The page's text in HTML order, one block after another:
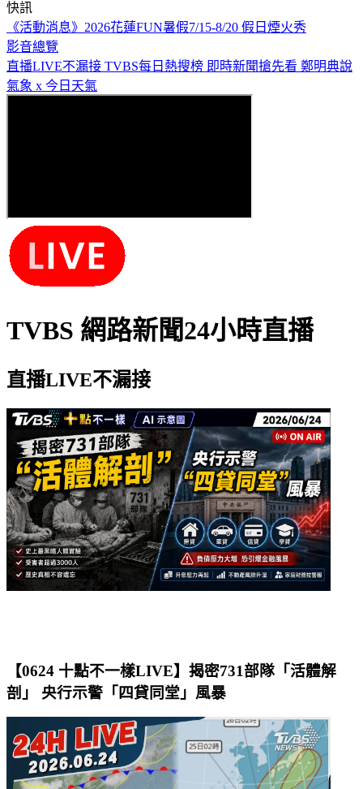
快訊
《活動消息》2026花蓮FUN暑假7/15-8/20 假日煙火秀
影音總覽
直播LIVE不漏接 TVBS每日熱搜榜 即時新聞搶先看 鄭明典說
氣象 x 今日天氣
TVBS 網路新聞24小時直播
直播LIVE不漏接
【0624 十點不一樣LIVE】揭密731部隊「活體解
剖」 央行示警「四貸同堂」風暴